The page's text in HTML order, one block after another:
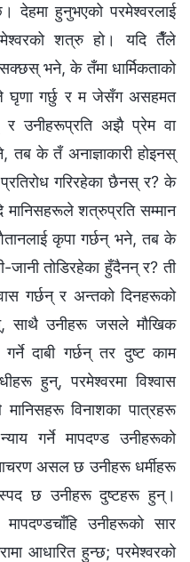
हुनुभएको परमेश्‍वरलाई
शत्रु हो। यदि तैँले
भने, के तँमा धार्मिकताको
घृणा गर्छु र म जेसँग असहमत
उनीहरूप्रति अझै प्रेम वा
तब के तँ अनाज्ञाकारी होइनस्
गरिरहेका छैनस् र? के
मानिसहरूले शत्रुप्रति सम्मान
कृपा गर्छन् भने, तब के
तोडिरहेका हुँदैनन् र? ती
गर्छन् र अन्तको दिनहरूको
साथै उनीहरू जसले मौखिक
गर्ने दाबी गर्छन् तर दुष्ट काम
हुन्, परमेश्‍वरमा विश्‍वास
विनाशका पात्रहरू
गर्ने मापदण्ड उनीहरूको
असल छ उनीहरू धर्मीहरू
छ उनीहरू दुष्टहरू हुन्।
उनीहरूको सार
आधारित हुन्छ; परमेश्‍वरको